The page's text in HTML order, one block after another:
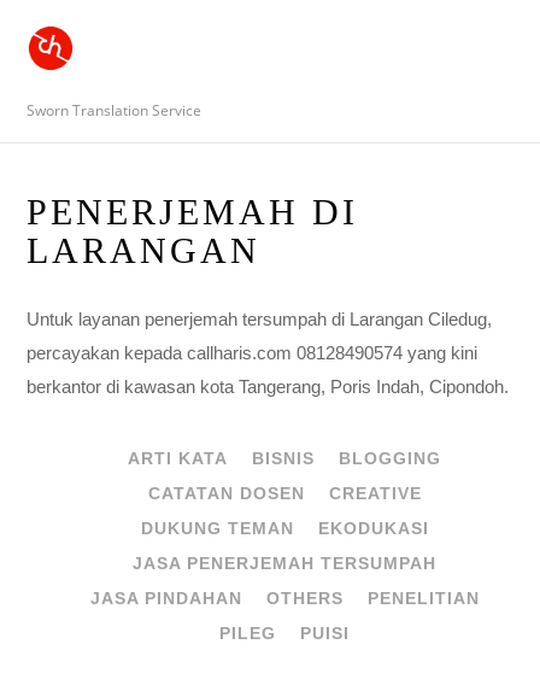
Sworn Translation Service
PENERJEMAH DI
LARANGAN
Untuk layanan penerjemah tersumpah di Larangan Ciledug,
percayakan kepada callharis.com 08128490574 yang kini
berkantor di kawasan kota Tangerang, Poris Indah, Cipondoh.
ARTI KATA BISNIS
BLOGGING
CATATAN DOSEN
CREATIVE
DUKUNG TEMAN
EKODUKASI
JASA PENERJEMAH TERSUMPAH
JASA PINDAHAN
OTHERS
PENELITIAN
PILEG
PUISI